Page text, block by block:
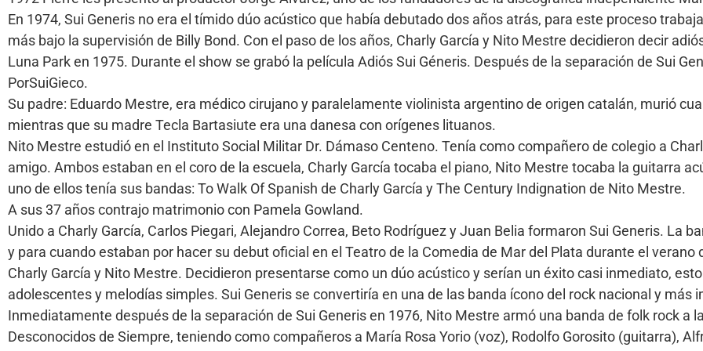
En 1974, Sui Generis no era el tímido dúo acústico que había debutado dos años atrás, para este proceso
más bajo la supervisión de Billy Bond. Con el paso de los años, Charly García y Nito Mestre decidieron decir
Luna Park en 1975. Durante el show se grabó la película Adiós Sui Géneris. Después de la separación de Sui
PorSuiGieco.
Su padre: Eduardo Mestre, era médico cirujano y paralelamente violinista argentino de origen catalán, murió
mientras que su madre Tecla Bartasiute era una danesa con orígenes lituanos.
Nito Mestre estudió en el Instituto Social Militar Dr. Dámaso Centeno. Tenía como compañero de colegio a
amigo. Ambos estaban en el coro de la escuela, Charly García tocaba el piano, Nito Mestre tocaba la guitarra
uno de ellos tenía sus bandas: To Walk Of Spanish de Charly García y The Century Indignation de Nito Mestre.
A sus 37 años contrajo matrimonio con Pamela Gowland.
Unido a Charly García, Carlos Piegari, Alejandro Correa, Beto Rodríguez y Juan Belia formaron Sui Generis. La
y para cuando estaban por hacer su debut oficial en el Teatro de la Comedia de Mar del Plata durante el verano
Charly García y Nito Mestre. Decidieron presentarse como un dúo acústico y serían un éxito casi inmediato,
adolescentes y melodías simples. Sui Generis se convertiría en una de las banda ícono del rock nacional y más
Inmediatamente después de la separación de Sui Generis en 1976, Nito Mestre armó una banda de folk rock a
Desconocidos de Siempre, teniendo como compañeros a María Rosa Yorio (voz), Rodolfo Gorosito (guitarra),